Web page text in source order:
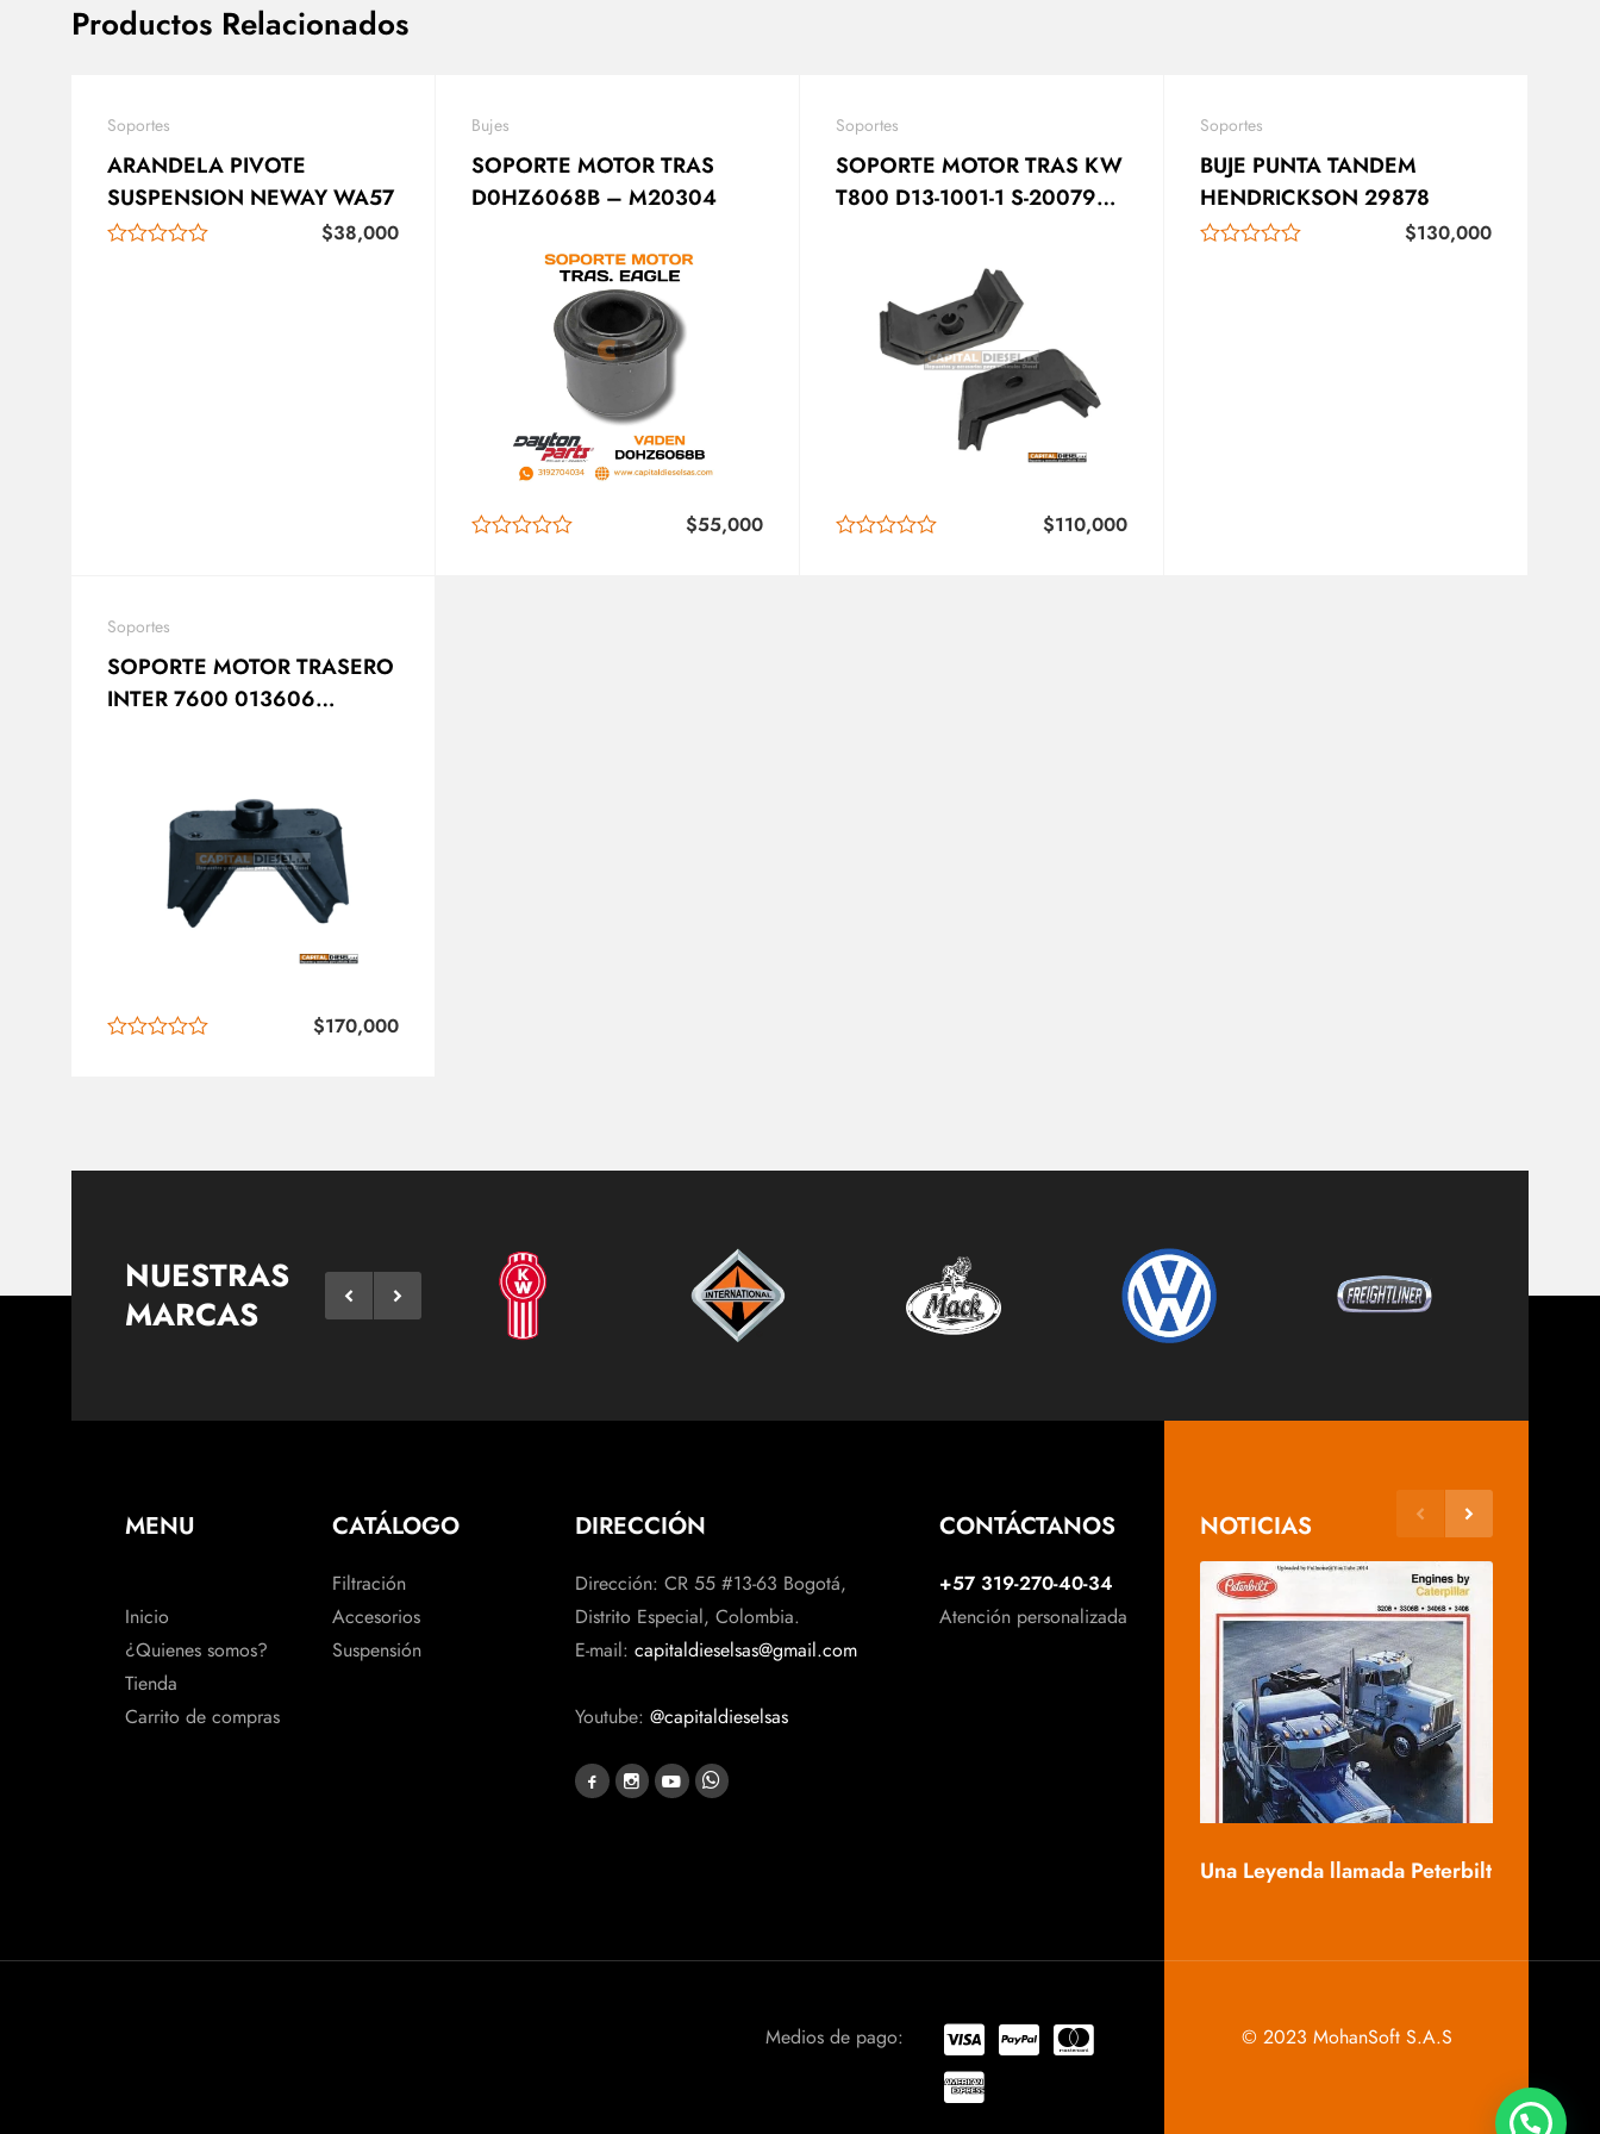
Productos Relacionados
Soportes
ARANDELA PIVOTE
SUSPENSION NEWAY WA57
$38,000
Bujes
SOPORTE MOTOR TRAS
D0HZ6068B – M20304
$55,000
Soportes
SOPORTE MOTOR TRAS KW
T800 D13-1001-1 S-20079
$110,000
Soportes
BUJE PUNTA TANDEM
HENDRICKSON 29878
$130,000
Soportes
SOPORTE MOTOR TRASERO
INTER 7600 013606
$170,000
NUESTRAS
MARCAS
MENU
Inicio
¿Quienes somos?
Tienda
Carrito de compras
CATÁLOGO
Filtración
Accesorios
Suspensión
DIRECCIÓN
Dirección: CR 55 #13-63 Bogotá,
Distrito Especial, Colombia.
E-mail: capitaldieselsas@gmail.com
Youtube: @capitaldieselsas
CONTÁCTANOS
+57 319-270-40-34
Atención personalizada
NOTICIAS
Una Leyenda llamada Peterbilt
Medios de pago: © 2023 MohanSoft S.A.S